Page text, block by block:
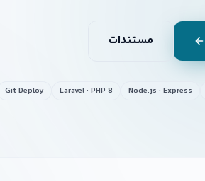
مستندات
Node.js · Express
Laravel · PHP 8
Git Deploy